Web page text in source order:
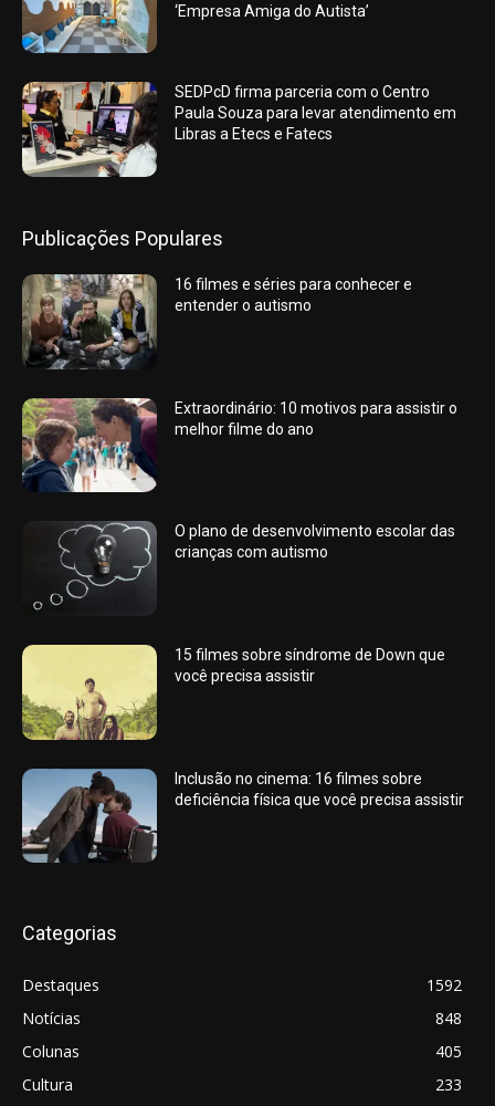
‘Empresa Amiga do Autista’
SEDPcD firma parceria com o Centro
Paula Souza para levar atendimento em
Libras a Etecs e Fatecs
Publicações Populares
16 filmes e séries para conhecer e
entender o autismo
Extraordinário: 10 motivos para assistir o
melhor filme do ano
O plano de desenvolvimento escolar das
crianças com autismo
15 filmes sobre síndrome de Down que
você precisa assistir
Inclusão no cinema: 16 filmes sobre
deficiência física que você precisa assistir
Categorias
Destaques
1592
Notícias
848
Colunas
405
Cultura
233